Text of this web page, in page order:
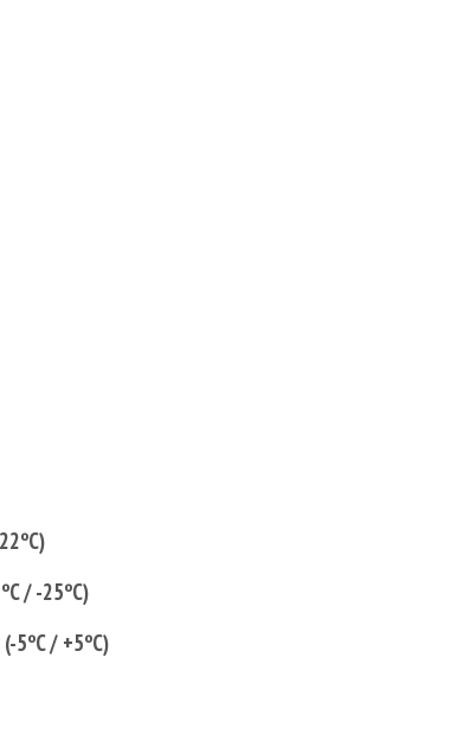
/ -25ºC)
5ºC / +5ºC)